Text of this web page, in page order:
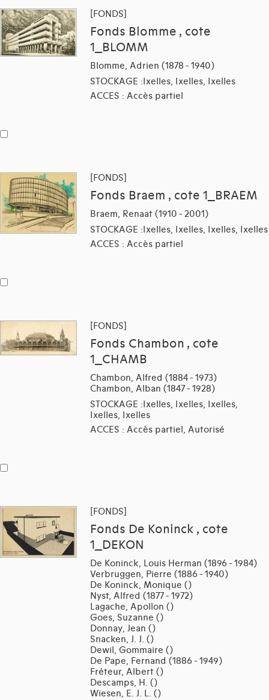
[FONDS]
Fonds Blomme , cote
1_BLOMM
Blomme, Adrien (1878 - 1940)
STOCKAGE :Ixelles, Ixelles, Ixelles
ACCES : Accès partiel
[FONDS]
Fonds Braem , cote 1_BRAEM
Braem, Renaat (1910 - 2001)
STOCKAGE :Ixelles, Ixelles, Ixelles, Ixelles
ACCES : Accès partiel
[FONDS]
Fonds Chambon , cote
1_CHAMB
Chambon, Alfred (1884 - 1973)
Chambon, Alban (1847 - 1928)
STOCKAGE :Ixelles, Ixelles, Ixelles,
Ixelles, Ixelles
ACCES : Accès partiel, Autorisé
[FONDS]
Fonds De Koninck , cote
1_DEKON
De Koninck, Louis Herman (1896 - 1984)
Verbruggen, Pierre (1886 - 1940)
De Koninck, Monique ()
Nyst, Alfred (1877 - 1972)
Lagache, Apollon ()
Goes, Suzanne ()
Donnay, Jean ()
Snacken, J. J. ()
Dewil, Gommaire ()
De Pape, Fernand (1886 - 1949)
Fréteur, Albert ()
Descamps, H. ()
Wiesen, E. J. L. ()